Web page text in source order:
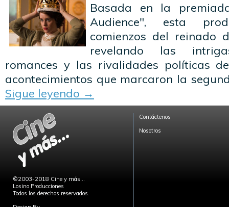
Basada en la
Audience", esta
comienzos del reinado
revelando las
romances y las rivalidades políticas
acontecimientos que marcaron la
Sigue leyendo →
©2003-2018 Cine y más...
Losino Producciones
Todos los derechos reservados.
Contáctenos
Nosotros